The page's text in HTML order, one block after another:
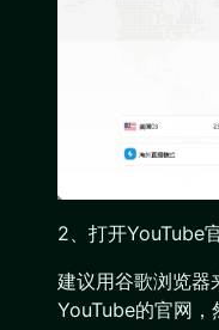
2、打开YouTube
建议用谷歌浏览器
YouTube的官网